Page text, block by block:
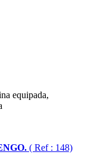
equipada,
( Ref : 148)